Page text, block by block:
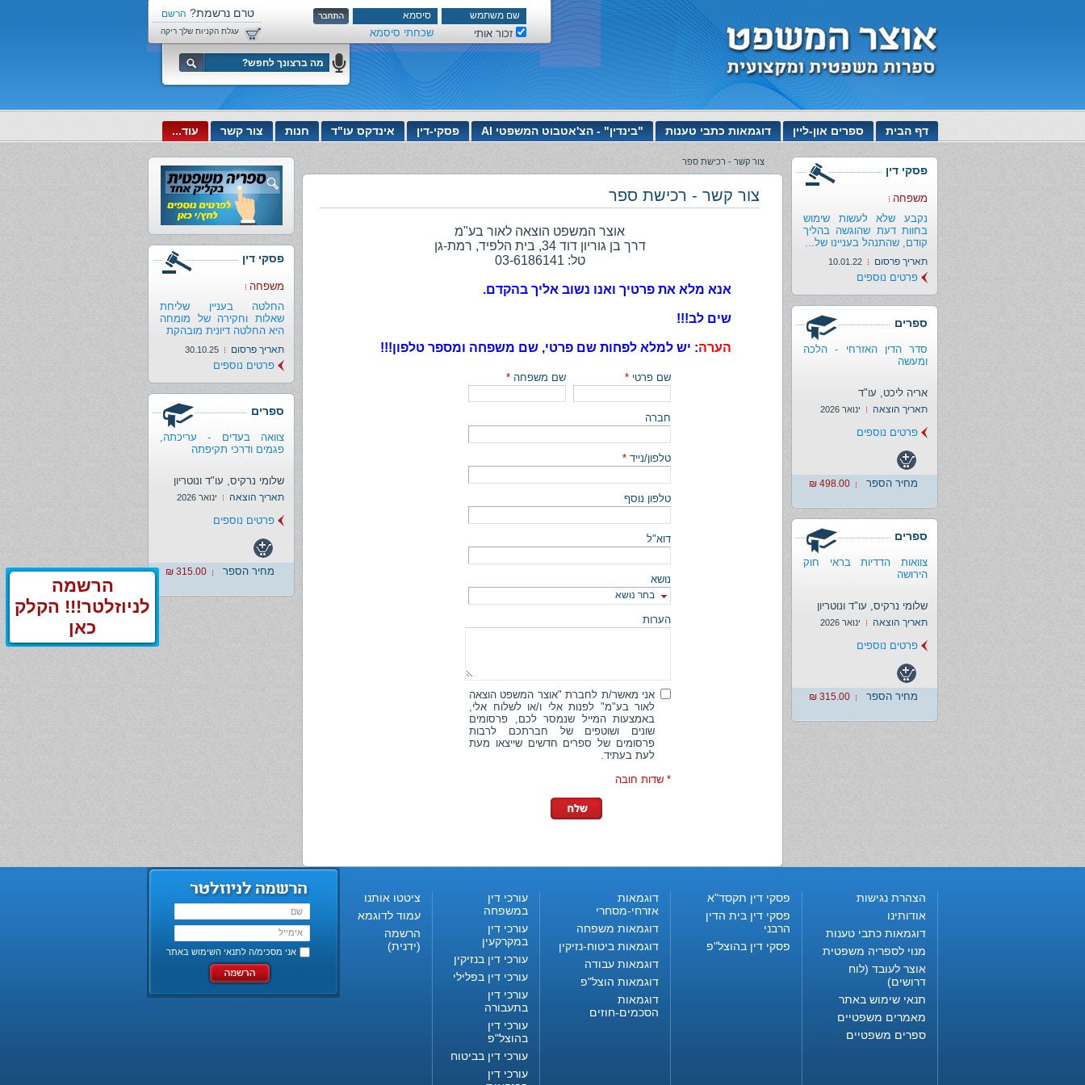
זכור אותי שכחתי סיסמא
טרם נרשמת? הרשם
עכשיו!
עגלת הקניות שלך ריקה
דף הבית ספרים און-ליין דוגמאות כתבי טענות "בינדין" - הצ'אטבוט המשפטי AI פסקי-דין אינדקס עו"ד חנות צור קשר עוד...
פסקי דין
משפחה
נקבע שלא לעשות שימוש
בחוות דעת שהוגשה בהליך
קודם, שהתנהל בעניינו של...
תאריך פרסום 10.01.22
פרטים נוספים
ספרים
סדר הדין האזרחי - הלכה
ומעשה
אריה ליכט, עו"ד
תאריך הוצאה ינואר 2026
מחיר הספר 498.00 ₪
פרטים נוספים
ספרים
צוואות הדדיות בראי חוק
הירושה
שלומי נרקיס, עו"ד ונוטריון
תאריך הוצאה ינואר 2026
מחיר הספר 315.00 ₪
פרטים נוספים
צור קשר - רכישת ספר
צור קשר - רכישת ספר
אוצר המשפט הוצאה לאור בע"מ
דרך בן גוריון דוד 34, בית הלפיד, רמת-גן
טל: 03-6186141
אנא מלא את פרטיך ואנו נשוב אליך בהקדם.
שים לב!!!
הערה: יש למלא לפחות שם פרטי, שם משפחה ומספר טלפון!!!
שם פרטי * שם משפחה *
חברה
טלפון/נייד *
טלפון נוסף
דוא"ל
נושא
בחר נושא
הערות
אני מאשר/ת לחברת "אוצר המשפט הוצאה
לאור בע"מ" לפנות אלי ו/או לשלוח אלי,
באמצעות המייל שנמסר לכם, פרסומים
שונים ושוטפים של חברתכם לרבות
פרסומים של ספרים חדשים שייצאו מעת
לעת בעתיד.
* שדות חובה
פסקי דין
משפחה
החלטה בעניין שליחת
שאלות וחקירה של מומחה
היא החלטה דיונית מובהקת
תאריך פרסום 30.10.25
פרטים נוספים
ספרים
צוואה בעדים - עריכתה,
פגמים ודרכי תקיפתה
שלומי נרקיס, עו"ד ונוטריון
תאריך הוצאה ינואר 2026
מחיר הספר 315.00 ₪
פרטים נוספים
הצהרת נגישות
אודותינו
דוגמאות כתבי טענות
מנוי לספריה משפטית
אוצר לעובד (לוח
דרושים)
תנאי שימוש באתר
מאמרים משפטיים
ספרים משפטיים
פסקי דין תקסד"א
פסקי דין בית הדין
הרבני
פסקי דין בהוצל"פ
דוגמאות
אזרחי-מסחרי
דוגמאות משפחה
דוגמאות ביטוח-נזיקין
דוגמאות עבודה
דוגמאות הוצל"פ
דוגמאות
הסכמים-חוזים
עורכי דין
במשפחה
עורכי דין
במקרקעין
עורכי דין בנזיקין
עורכי דין בפלילי
עורכי דין
בתעבורה
עורכי דין
בהוצל"פ
עורכי דין בביטוח
עורכי דין
ציטטו אותנו
עמוד לדוגמא
הרשמה
(ידנית)
אני מסכימ/ה לתנאי השימוש באתר
הרשמה
לניוזלטר!!! הקלק
כאן